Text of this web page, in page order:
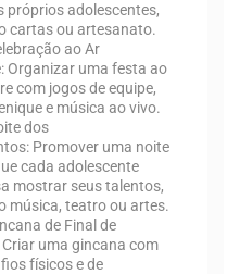
próprios adolescentes,
cartas ou artesanato.
ao Ar
Organizar uma festa ao
com jogos de equipe,
e música ao vivo.
dos
Promover uma noite
cada adolescente
mostrar seus talentos,
música, teatro ou artes.
de Final de
Criar uma gincana com
físicos e de